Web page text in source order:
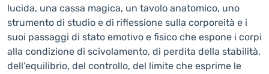
lucida, una cassa magica, un tavolo anatomico, uno
strumento di studio e di riflessione sulla corporeità e i
suoi passaggi di stato emotivo e fisico che espone i corpi
alla condizione di scivolamento, di perdita della stabilità,
dell’equilibrio, del controllo, del limite che esprime le